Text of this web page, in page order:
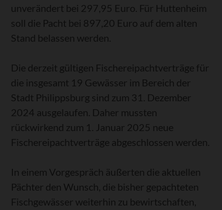
unverändert bei 297,95 Euro. Für Huttenheim
soll die Pacht bei 897,20 Euro auf dem alten
Stand belassen werden.
Die derzeit gültigen Fischereipachtverträge für
die insgesamt 19 Gewässer im Bereich der
Stadt Philippsburg sind zum 31. Dezember
2024 ausgelaufen. Daher mussten
rückwirkend zum 1. Januar 2025 neue
Fischereipachtverträge abgeschlossen werden.
In einem Vorgespräch äußerten die aktuellen
Pächter den Wunsch, die bisher gepachteten
Fischgewässer weiterhin zu bewirtschaften,